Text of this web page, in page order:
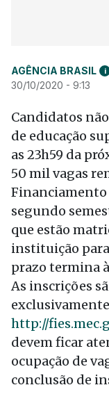
AGÊNCIA BRASIL i
30/10/2020 - 9:13
Candidatos
de educação
as 23h59 da
50 mil vagas
Financiamento
segundo
que estão
instituição para
prazo termina
As inscrições
http://
devem ficar
ocupação de
conclusão de